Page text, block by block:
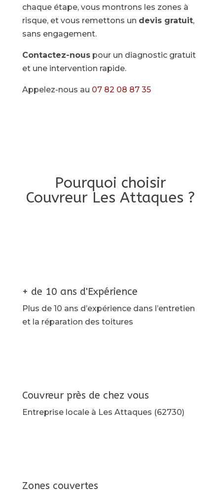
chaque étape, vous montrons les zones à
risque, et vous remettons un devis gratuit,
sans engagement.
Contactez-nouspour un diagnostic gratuit
et une intervention rapide.
Appelez-nous au 07 82 08 87 35
Pourquoi choisir
Couvreur Les Attaques ?
+ de 10 ans d'Expérience
Plus de 10 ans d’expérience dans l’entretien
et la réparation des toitures
Couvreur près de chez vous
Entreprise locale à Les Attaques (62730)
Zones couvertes